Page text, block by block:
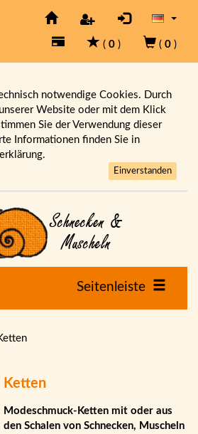
( 0 ) ( 0 )
notwendige Cookies. Durch
Website oder mit dem Klick
Sie der Verwendung dieser
Informationen finden Sie in
Einverstanden
Seitenleiste
Ketten
Modeschmuck-Ketten mit oder aus
den Schalen von Schnecken, Muscheln